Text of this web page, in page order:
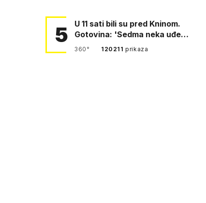
5
U 11 sati bili su pred Kninom.
Gotovina: 'Sedma neka uđe,
4. gardijska neka g…
360° 120211prikaza